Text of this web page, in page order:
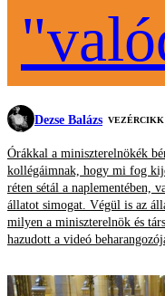
Dezse Balázs VEZÉRCIKK
Órákkal a miniszterelnökék
kollégáimnak, hogy mi fog
réten sétál a naplementében,
állatot simogat. Végül is az
milyen a miniszterelnök és
hazudott a videó